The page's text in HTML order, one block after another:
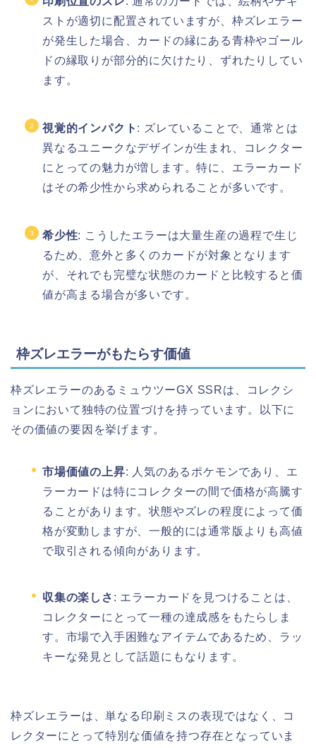
ストが適切に配置されていますが、枠ズレエラー
が発生した場合、カードの縁にある青枠やゴール
ドの縁取りが部分的に欠けたり、ずれたりしてい
ます。
視覚的インパクト : ズレていることで、通常とは
異なるユニークなデザインが生まれ、コレクター
にとっての魅力が増します。特に、エラーカード
はその希少性から求められることが多いです。
希少性: こうしたエラーは大量生産の過程で生じ
るため、意外と多くのカードが対象となります
が、それでも完璧な状態のカードと比較すると価
値が高まる場合が多いです。
枠ズレエラーがもたらす価値
枠ズレエラーのあるミュウツーGX SSRは、コレクシ
ョンにおいて独特の位置づけを持っています。以下に
その価値の要因を挙げます。
市場価値の上昇: 人気のあるポケモンであり、エ
ラーカードは特にコレクターの間で価格が高騰す
ることがあります。状態やズレの程度によって価
格が変動しますが、一般的には通常版よりも高値
で取引される傾向があります。
収集の楽しさ : エラーカードを見つけることは、
コレクターにとって一種の達成感をもたらしま
す。市場で入手困難なアイテムであるため、ラッ
キーな発見として話題にもなります。
枠ズレエラーは、単なる印刷ミスの表現ではなく、コ
レクターにとって特別な価値を持つ存在となっていま